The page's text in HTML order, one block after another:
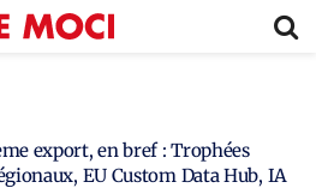
export, en bref : Trophées
EU Custom Data Hub, IA